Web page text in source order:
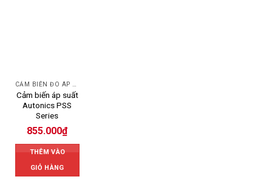
Cảm biến áp suất
Autonics PSS
Series
855.000₫
THÊM VÀO
GIỎ HÀNG